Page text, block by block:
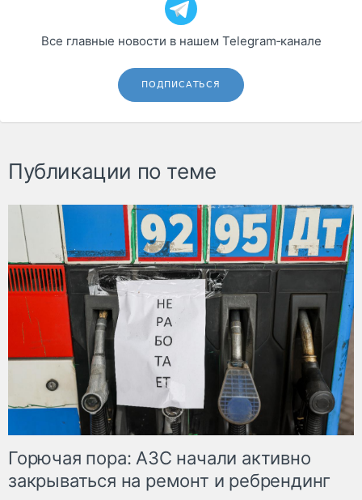
Все главные новости в нашем Telegram‑канале
ПОДПИСАТЬСЯ
Публикации по теме
Горючая пора: АЗС начали активно
закрываться на ремонт и ребрендинг